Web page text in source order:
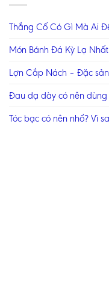
Thắng Cố Có Gì Mà Ai
Món Bánh Đá Kỳ Lạ
Lợn Cắp Nách – Đặc
Đau dạ dày có nên dùng
Tóc bạc có nên nhổ? Vì